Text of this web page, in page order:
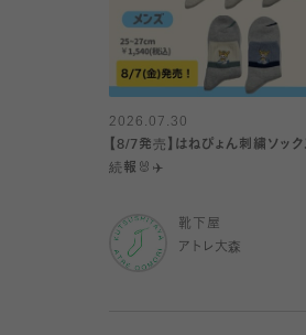
2026.07.30
【8/7発売】はねぴょん刺繍ソック
続報🐰✈️
靴下屋
アトレ大森